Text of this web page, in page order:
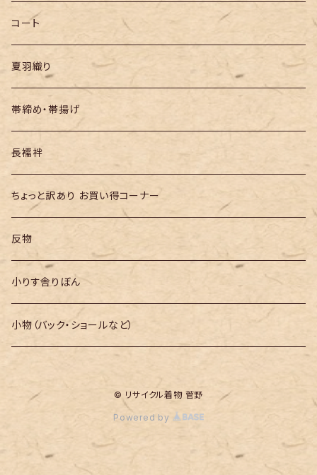
半幅帯
コート
夏羽織り
帯締め・帯揚げ
長襦袢
ちょっと訳あり お買い得コーナー
反物
小りす舎りぼん
小物（バック・ショールなど）
© リサイクル着物 菅野
Powered by